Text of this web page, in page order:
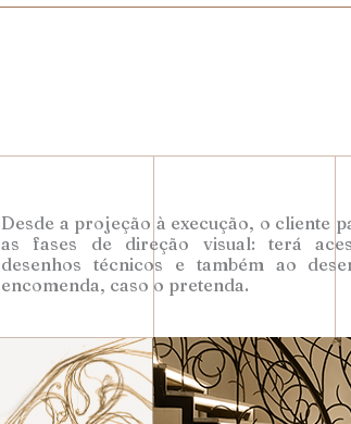
Desde a projeção à execução, o cliente
as fases de direção visual: terá
desenhos técnicos e também ao
encomenda, caso o pretenda.